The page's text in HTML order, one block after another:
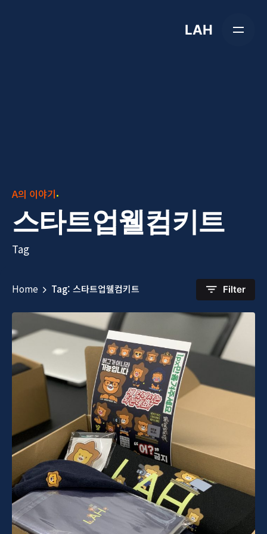
LAH
A의 이야기
스타트업웰컴키트
Tag
Home Tag: 스타트업웰컴키트 Filter